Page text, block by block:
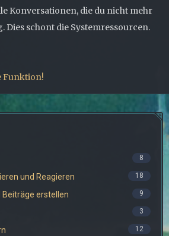
Konversationen, die du nicht mehr
Dies schont die Systemressourcen.
Funktion!
8
und Reagieren 18
Beiträge erstellen 9
3
12